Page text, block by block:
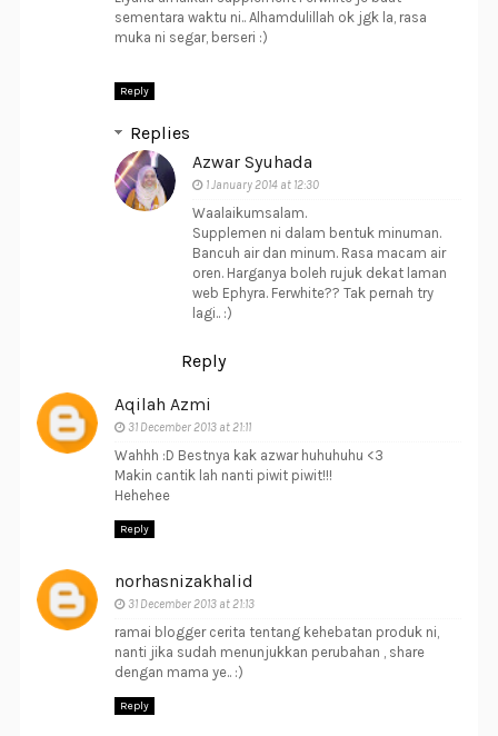
sementara waktu ni.. Alhamdulillah ok jgk la, rasa
muka ni segar, berseri :)
Reply
Replies
Azwar Syuhada
1 January 2014 at 12:30
Waalaikumsalam.
Supplemen ni dalam bentuk minuman.
Bancuh air dan minum. Rasa macam air
oren. Harganya boleh rujuk dekat laman
web Ephyra. Ferwhite?? Tak pernah try
lagi.. :)
Reply
Aqilah Azmi
31 December 2013 at 21:11
Wahhh :D Bestnya kak azwar huhuhuhu <3
Makin cantik lah nanti piwit piwit!!!
Hehehee
Reply
norhasnizakhalid
31 December 2013 at 21:13
ramai blogger cerita tentang kehebatan produk ni,
nanti jika sudah menunjukkan perubahan , share
dengan mama ye.. :)
Reply